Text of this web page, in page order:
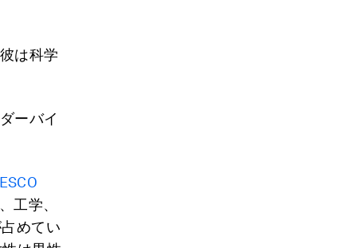
は科学
ーバイ
工学、
めてい